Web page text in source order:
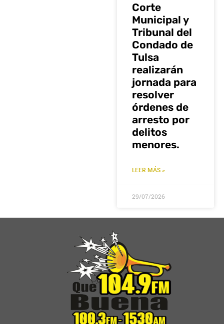
Corte
Municipal y
Tribunal del
Condado de
Tulsa
realizarán
jornada para
resolver
órdenes de
arresto por
delitos
menores.
LEER MÁS »
29/07/2026